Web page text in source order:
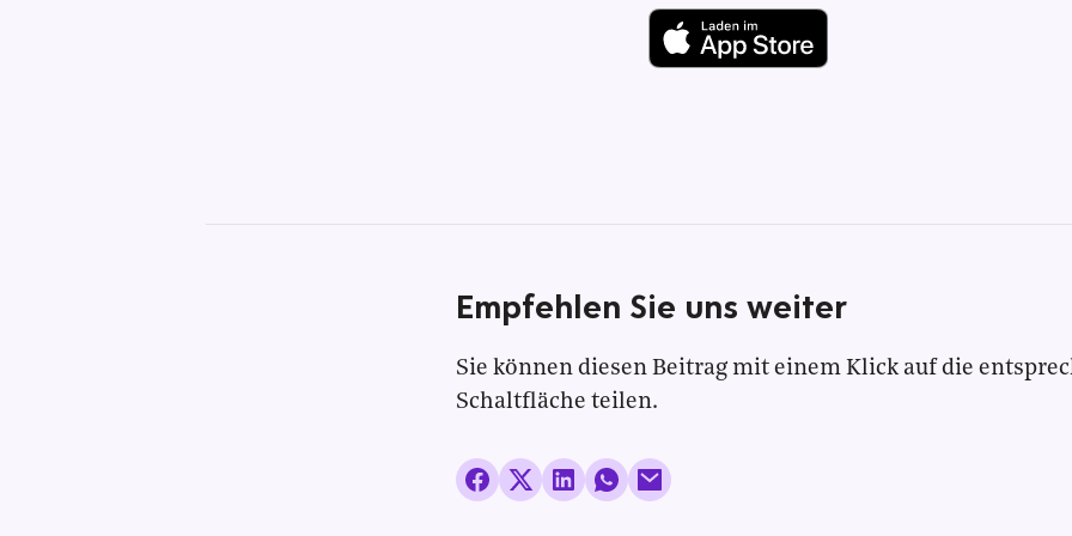
Empfehlen Sie uns weiter
Sie können diesen Beitrag mit einem Klick auf die
Schaltfläche teilen.